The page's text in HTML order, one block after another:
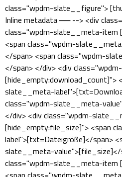
class="wpdm-slate__figure">
Inline metadata ── --> <div
class="wpdm-slate__meta-item
<span class="wpdm-
</span> <span class="wpdm-
</span> </div> <div
[hide_empty:download_count]">
slate__meta-
class="wpdm-slate__meta-
</div> <div class="wpdm-
[hide_empty:file_size]"> <span
label">[txt=Dateigröße]</span>
slate__meta-value">[file_size]</
class="wpdm-slate__meta-item